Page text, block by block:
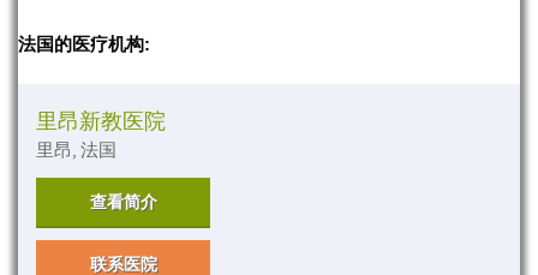
法国的医疗机构:
里昂新教医院
里昂, 法国
查看简介
联系医院